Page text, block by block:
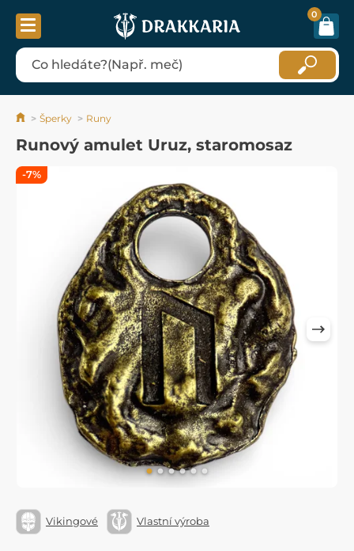
0
Šperky Runy
Runový amulet Uruz, staromosaz
Vikingové Vlastní výroba
-7%